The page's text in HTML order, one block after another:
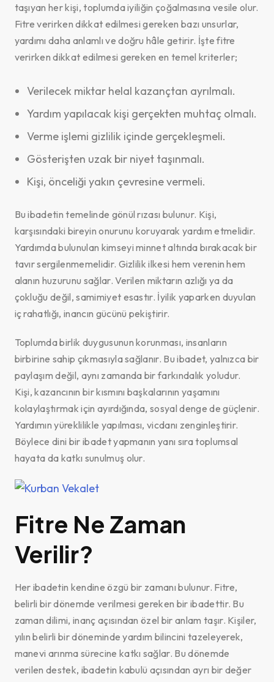
taşıyan her kişi, toplumda iyiliğin çoğalmasına vesile olur.
Fitre verirken dikkat edilmesi gereken bazı unsurlar,
yardımı daha anlamlı ve doğru hâle getirir. İşte fitre
verirken dikkat edilmesi gereken en temel kriterler;
Verilecek miktar helal kazançtan ayrılmalı.
Yardım yapılacak kişi gerçekten muhtaç olmalı.
Verme işlemi gizlilik içinde gerçekleşmeli.
Gösterişten uzak bir niyet taşınmalı.
Kişi, önceliği yakın çevresine vermeli.
Bu ibadetin temelinde gönül rızası bulunur. Kişi,
karşısındaki bireyin onurunu koruyarak yardım etmelidir.
Yardımda bulunulan kimseyi minnet altında bırakacak bir
tavır sergilenmemelidir. Gizlilik ilkesi hem verenin hem
alanın huzurunu sağlar. Verilen miktarın azlığı ya da
çokluğu değil, samimiyet esastır. İyilik yaparken duyulan
iç rahatlığı, inancın gücünü pekiştirir.
Toplumda birlik duygusunun korunması, insanların
birbirine sahip çıkmasıyla sağlanır. Bu ibadet, yalnızca bir
paylaşım değil, aynı zamanda bir farkındalık yoludur.
Kişi, kazancının bir kısmını başkalarının yaşamını
kolaylaştırmak için ayırdığında, sosyal denge de güçlenir.
Yardımın yüreklilikle yapılması, vicdanı zenginleştirir.
Böylece dini bir ibadet yapmanın yanı sıra toplumsal
hayata da katkı sunulmuş olur.
Fitre Ne Zaman
Verilir?
Her ibadetin kendine özgü bir zamanı bulunur. Fitre,
belirli bir dönemde verilmesi gereken bir ibadettir. Bu
zaman dilimi, inanç açısından özel bir anlam taşır. Kişiler,
yılın belirli bir döneminde yardım bilincini tazeleyerek,
manevi arınma sürecine katkı sağlar. Bu dönemde
verilen destek, ibadetin kabulü açısından ayrı bir değer